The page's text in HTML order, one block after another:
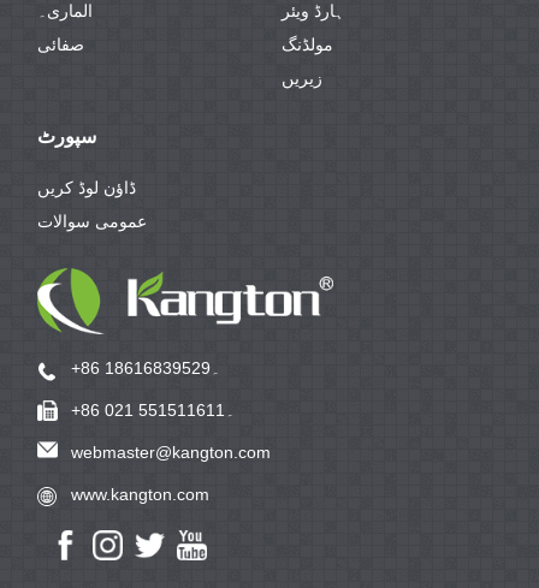
الماری۔
صفائی
ہارڈ ویئر
مولڈنگ
زیریں
سپورٹ
ڈاؤن لوڈ کریں
عمومی سوالات
+86 18616839529۔
+86 021 551511611۔
webmaster@kangton.com
www.kangton.com